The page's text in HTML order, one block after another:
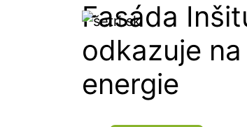
Fasáda
odkazuje
energie